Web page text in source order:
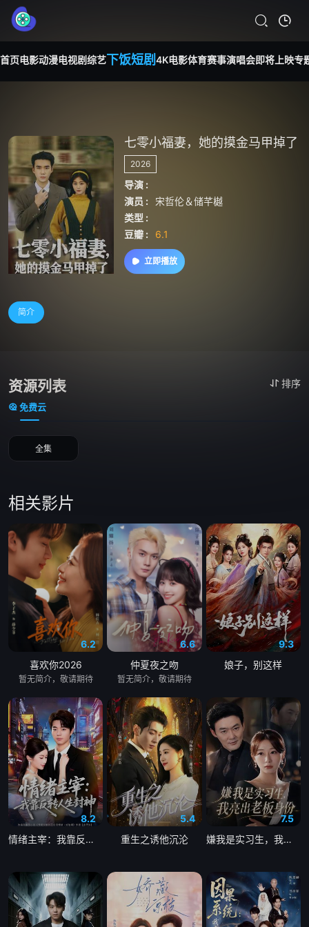
首页电影动漫电视剧综艺下饭短剧 4K电影体育赛事演唱会即将上映专
七零小福妻，她的摸金马甲掉了
2026
导演 :
演员 :
宋哲伦＆储芊樾
类型 :
豆瓣 :
6.1
立即播放
简介
资源列表 排序
免费云
全集
相关影片
6.2
喜欢你2026
暂无简介，敬请期待
6.6
仲夏夜之吻
暂无简介，敬请期待
9.3
娘子，别这样
8.2
情绪主宰：我靠反转人生封神
5.4
重生之诱他沉沦
7.5
嫌我是实习生，我亮出老板身份